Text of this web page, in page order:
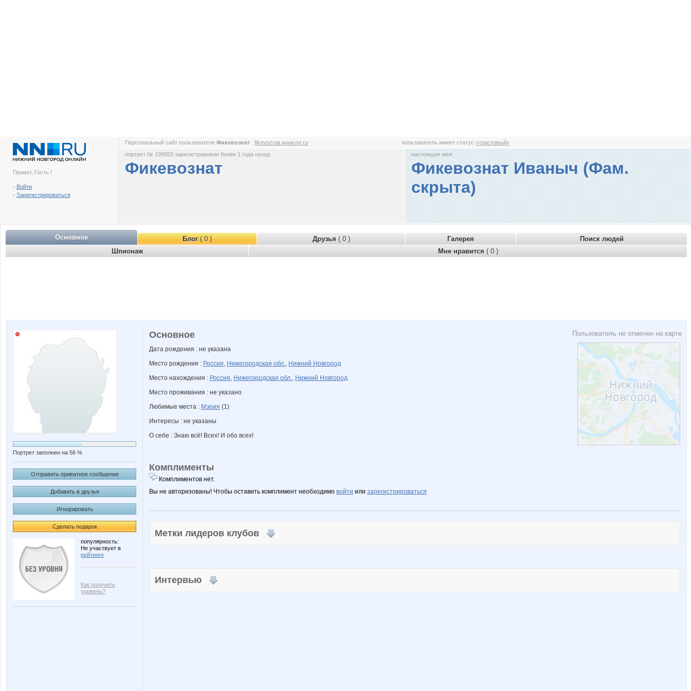
Привет, Гость !
- Войти
- Зарегистрироваться
Персональный сайт пользователя Фикевознат : fikevoznat.www.nn.ru пользователь имеет статус«трастовый»
портрет № 199553 зарегистрирован более 1 года назад
Фикевознат
настоящее имя:
Фикевознат Иваныч (Фам.
скрыта)
Основное Блог( 0 ) Друзья ( 0 ) Галерея
Поиск людей
Шпионаж
Мне нравится ( 0 )
Портрет заполнен на 56 %
Отправить приватное сообщение
Добавить в друзья
Игнорировать
Сделать подарок
популярность:
Не участвует в
рейтинге
Как получить
уровень?
Пользователь не отмечен на карте
Основное
Дата рождения : не указана
Место рождения : Россия, Нижегородская обл., Нижний Новгород
Место нахождения : Россия, Нижегородская обл., Нижний Новгород
Место проживания : не указано
Любимые места : Мэрия (1)
Интересы : не указаны
О себе : Знаю всё! Всех! И обо всех!
Комплименты
Комплиментов нет.
Вы не авторизованы! Чтобы оставить комплимент необходимо войти или зарегистрироваться
Метки лидеров клубов
Интервью